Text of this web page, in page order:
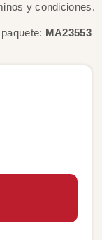
y condiciones.
MA23553